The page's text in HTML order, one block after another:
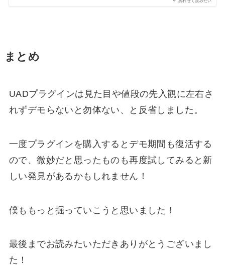
まとめ
UADプラグインは見た目や値段の先入観に左右さ
れずデモらないと勿体ない、と反省しました。
一度プラグインを購入するとデモ期間も復活する
ので、微妙だと思ったものも再度試してみると新
しい発見があるかもしれません！
僕ももっと掘っていこうと思いました！
最後までお読みたいただきありがとうございまし
た！